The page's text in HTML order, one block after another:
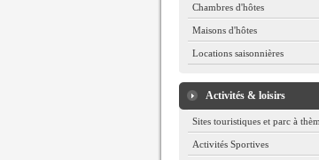
Chambres d'hôtes
Maisons d'hôtes
Locations saisonnières
Activités & loisirs
Sites touristiques et parc à
Activités Sportives